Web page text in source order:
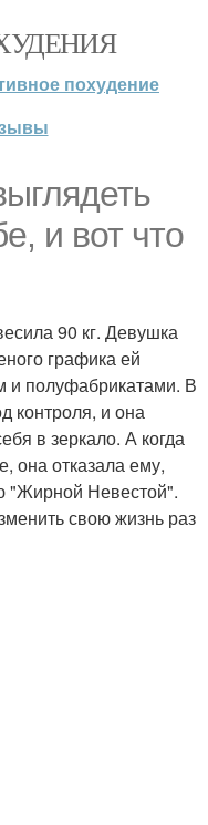
похудение
и вот что
90 кг. Девушка
графика ей
и полуфабрикатами. В
контроля, и она
в зеркало. А когда
она отказала ему,
"Жирной Невестой".
свою жизнь раз